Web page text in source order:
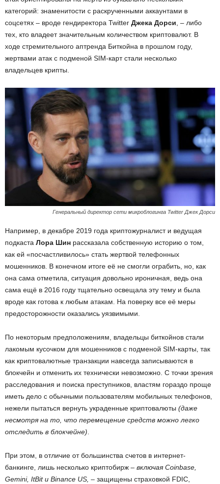
категорий: знаменитости с раскрученными аккаунтами в
соцсетях – вроде гендиректора Twitter Джека Дорси , – либо
тех, кто владеет значительным количеством криптовалют. В
ходе стремительного аптренда Биткойна в прошлом году,
жертвами атак с подменой SIM-карт стали несколько
владельцев крипты.
Генеральный директор сети микроблогинга Twitter Джек Дорси
Например, в декабре 2019 года криптожурналист и ведущая
подкаста Лора Шин рассказала собственную историю о том,
как ей «посчастливилось» стать жертвой телефонных
мошенников. В конечном итоге её не смогли ограбить, но, как
она сама отметила, ситуация довольно ироничная, ведь она
сама ещё в 2016 году тщательно освещала эту тему и была
вроде как готова к любым атакам. На поверку все её меры
предосторожности оказались уязвимыми.
По некоторым предположениям, владельцы биткойнов стали
лакомым кусочком для мошенников с подменой SIM-карты, так
как криптовалютные транзакции навсегда записываются в
блокчейн и отменить их технически невозможно. С точки зрения
расследования и поиска преступников, властям гораздо проще
иметь дело с обычными пользователям мобильных телефонов,
нежели пытаться вернуть украденные криптовалюты (даже
несмотря на то, что перемещение средств можно легко
отследить в блокчейне).
При этом, в отличие от большинства счетов в интернет-
банкинге, лишь несколько криптобирж – включая Coinbase,
Gemini, ItBit и Binance US, – защищены страховкой FDIC,